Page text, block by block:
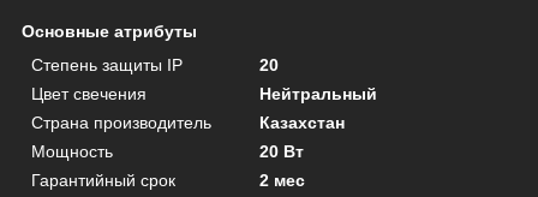
Основные атрибуты
Степень защиты IP
20
Цвет свечения
Нейтральный
Страна производитель
Казахстан
Мощность
20 Вт
Гарантийный срок
2 мес